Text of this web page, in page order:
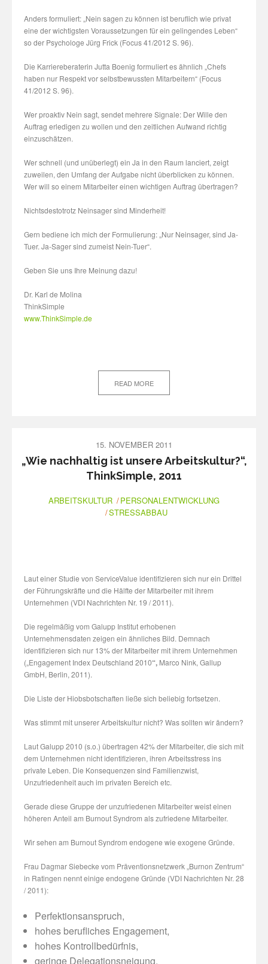
Anders formuliert: „Nein sagen zu können ist beruflich wie privat
eine der wichtigsten Voraussetzungen für ein gelingendes Leben“
so der Psychologe Jürg Frick (Focus 41/2012 S. 96).
Die Karriereberaterin Jutta Boenig formuliert es ähnlich „Chefs
haben nur Respekt vor selbstbewussten Mitarbeitern“ (Focus
41/2012 S. 96).
Wer proaktiv Nein sagt, sendet mehrere Signale: Der Wille den
Auftrag erledigen zu wollen und den zeitlichen Aufwand richtig
einzuschätzen.
Wer schnell (und unüberlegt) ein Ja in den Raum lanciert, zeigt
zuweilen, den Umfang der Aufgabe nicht überblicken zu können.
Wer will so einem Mitarbeiter einen wichtigen Auftrag übertragen?
Nichtsdestotrotz Neinsager sind Minderheit!
Gern bediene ich mich der Formulierung: „Nur Neinsager, sind Ja-
Tuer. Ja-Sager sind zumeist Nein-Tuer“.
Geben Sie uns Ihre Meinung dazu!
Dr. Karl de Molina
ThinkSimple
www.ThinkSimple.de
READ MORE
15. NOVEMBER 2011
„Wie nachhaltig ist unsere Arbeitskultur?“,
ThinkSimple, 2011
ARBEITSKULTUR
PERSONALENTWICKLUNG
STRESSABBAU
Laut einer Studie von ServiceValue identifizieren sich nur ein Drittel
der Führungskräfte und die Hälfte der Mitarbeiter mit ihrem
Unternehmen (VDI Nachrichten Nr. 19 / 2011).
Die regelmäßig vom Galupp Institut erhobenen
Unternehmensdaten zeigen ein ähnliches Bild. Demnach
identifizieren sich nur 13% der Mitarbeiter mit ihrem Unternehmen
(„Engagement Index Deutschland 2010“, Marco Nink, Gallup
GmbH, Berlin, 2011).
Die Liste der Hiobsbotschaften ließe sich beliebig fortsetzen.
Was stimmt mit unserer Arbeitskultur nicht? Was sollten wir ändern?
Laut Galupp 2010 (s.o.) übertragen 42% der Mitarbeiter, die sich mit
dem Unternehmen nicht identifizieren, ihren Arbeitsstress ins
private Leben. Die Konsequenzen sind Familienzwist,
Unzufriedenheit auch im privaten Bereich etc.
Gerade diese Gruppe der unzufriedenen Mitarbeiter weist einen
höheren Anteil am Burnout Syndrom als zufriedene Mitarbeiter.
Wir sehen am Burnout Syndrom endogene wie exogene Gründe.
Frau Dagmar Siebecke vom Präventionsnetzwerk „Burnon Zentrum“
in Ratingen nennt einige endogene Gründe (VDI Nachrichten Nr. 28
/ 2011):
Perfektionsanspruch,
hohes berufliches Engagement,
hohes Kontrollbedürfnis,
geringe Delegationsneigung.